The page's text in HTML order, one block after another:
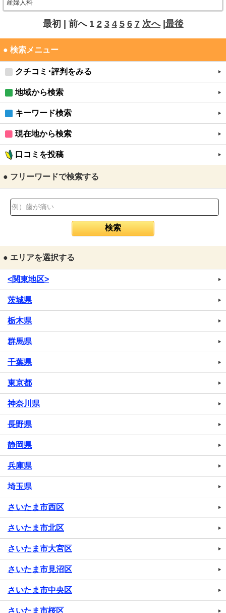
産婦人科
最初 | 前へ 1 2 3 4 5 6 7 次へ|最後
● 検索メニュー
クチコミ･評判をみる
地域から検索
キーワード検索
現在地から検索
口コミを投稿
● フリーワードで検索する
● エリアを選択する
<関東地区>
茨城県
栃木県
群馬県
千葉県
東京都
神奈川県
長野県
静岡県
兵庫県
埼玉県
さいたま市西区
さいたま市北区
さいたま市大宮区
さいたま市見沼区
さいたま市中央区
さいたま市桜区